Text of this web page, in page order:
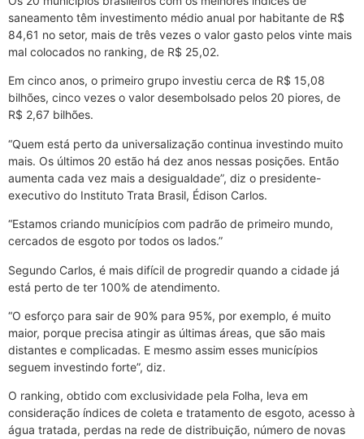
saneamento têm investimento médio anual por habitante de R$
84,61 no setor, mais de três vezes o valor gasto pelos vinte mais
mal colocados no ranking, de R$ 25,02.
Em cinco anos, o primeiro grupo investiu cerca de R$ 15,08
bilhões, cinco vezes o valor desembolsado pelos 20 piores, de
R$ 2,67 bilhões.
“Quem está perto da universalização continua investindo muito
mais. Os últimos 20 estão há dez anos nessas posições. Então
aumenta cada vez mais a desigualdade”, diz o presidente-
executivo do Instituto Trata Brasil, Édison Carlos.
“Estamos criando municípios com padrão de primeiro mundo,
cercados de esgoto por todos os lados.”
Segundo Carlos, é mais difícil de progredir quando a cidade já
está perto de ter 100% de atendimento.
“O esforço para sair de 90% para 95%, por exemplo, é muito
maior, porque precisa atingir as últimas áreas, que são mais
distantes e complicadas. E mesmo assim esses municípios
seguem investindo forte”, diz.
O ranking, obtido com exclusividade pela Folha, leva em
consideração índices de coleta e tratamento de esgoto, acesso à
água tratada, perdas na rede de distribuição, número de novas